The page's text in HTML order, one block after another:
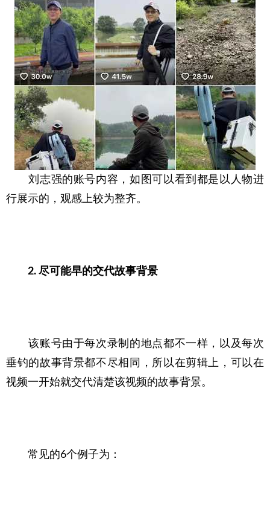
刘志强的账号内容，如图可以看到都是以人物进
行展示的，观感上较为整齐。
2. 尽可能早的交代故事背景
该账号由于每次录制的地点都不一样，以及每次
垂钓的故事背景都不尽相同，所以在剪辑上，可以在
视频一开始就交代清楚该视频的故事背景。
常见的6个例子为：